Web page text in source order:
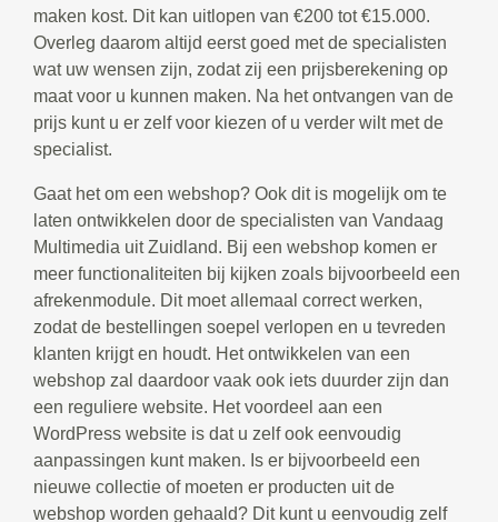
maken kost. Dit kan uitlopen van €200 tot €15.000.
Overleg daarom altijd eerst goed met de specialisten
wat uw wensen zijn, zodat zij een prijsberekening op
maat voor u kunnen maken. Na het ontvangen van de
prijs kunt u er zelf voor kiezen of u verder wilt met de
specialist.
Gaat het om een webshop? Ook dit is mogelijk om te
laten ontwikkelen door de specialisten van Vandaag
Multimedia uit Zuidland. Bij een webshop komen er
meer functionaliteiten bij kijken zoals bijvoorbeeld een
afrekenmodule. Dit moet allemaal correct werken,
zodat de bestellingen soepel verlopen en u tevreden
klanten krijgt en houdt. Het ontwikkelen van een
webshop zal daardoor vaak ook iets duurder zijn dan
een reguliere website. Het voordeel aan een
WordPress website is dat u zelf ook eenvoudig
aanpassingen kunt maken. Is er bijvoorbeeld een
nieuwe collectie of moeten er producten uit de
webshop worden gehaald? Dit kunt u eenvoudig zelf